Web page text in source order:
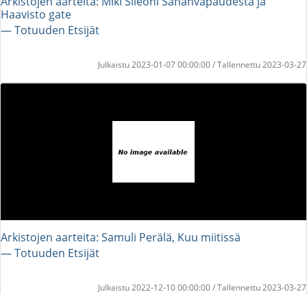
Haavisto gate
― Totuuden Etsijät
Julkaistu 2023-01-07 00:00:00 / Tallennettu 2023-03-27
Arkistojen aarteita: Samuli Perälä, Kuu miitissä
― Totuuden Etsijät
Julkaistu 2022-12-10 00:00:00 / Tallennettu 2023-03-27